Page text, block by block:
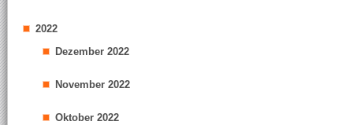
2022
Dezember 2022
November 2022
Oktober 2022